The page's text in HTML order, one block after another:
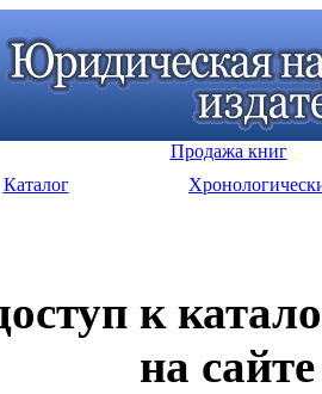
Продажа книг
Каталог
к
на